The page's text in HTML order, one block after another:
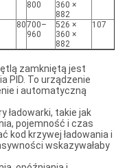
800
360 ×
882
80700–
960
526 ×
360 ×
882
107
zamkniętą jest
PID. To urządzenie
i automatyczną
ładowarki, takie jak
pojemność i czas
kod krzywej ładowania i
wskazywałaby